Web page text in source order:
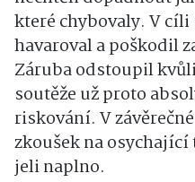
které chybovaly. V cíli
havaroval a poškodil
Záruba odstoupil
soutěže už proto
riskování. V
zkoušek na
jeli naplno.